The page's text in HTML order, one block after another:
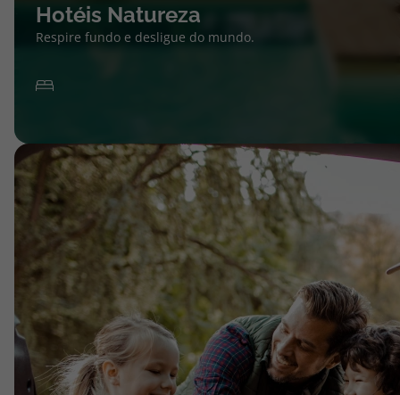
Hotéis Natureza
Respire fundo e desligue do mundo.